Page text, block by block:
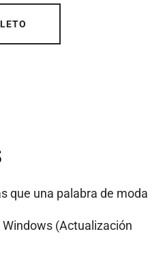
que una palabra de moda
(Actualización